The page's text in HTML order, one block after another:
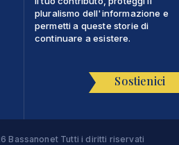
pluralismo dell'informazione e
permetti a queste storie di
continuare a esistere.
Sostienici
Bassanonet Tutti i diritti riservati